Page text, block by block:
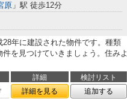
原 」駅 徒歩12分
年に建設された物件です。種類
を見つけていきましょう。住みよ
詳細
検討リスト
詳細を見る 追加する